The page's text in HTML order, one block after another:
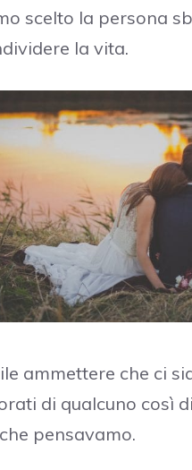
scelto la persona
la vita.
ammettere che ci
di qualcuno così
pensavamo.